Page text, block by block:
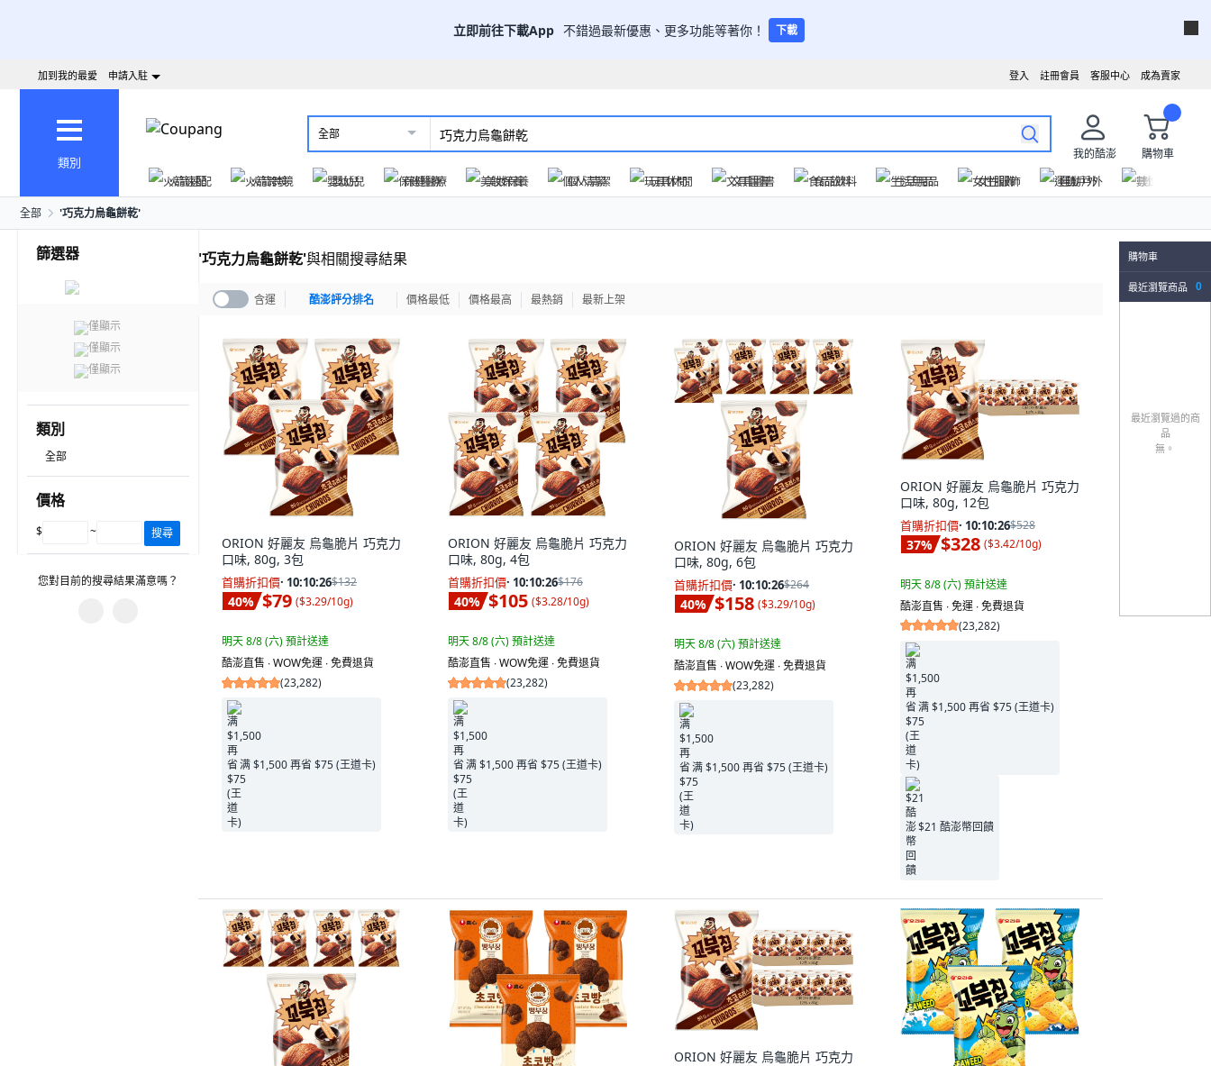
立即前往下載App 不錯過最新優惠、更多功能等著你！ 下載
成為賣家
客服中心
註冊會員
登入
加到我的最愛 申請入駐
類別
全部
我的酷澎
購物車
火箭速配
火箭跨境 嬰幼兒 保健醫療 美妝保養 個人清潔 玩具休閒 文具圖書 食品飲料 生活用品 女性服飾 運動戶外 數位家電
購物車
最近瀏覽商品 0
最近瀏覽過的商
品
無。
全部 '巧克力烏龜餅乾'
篩選器
僅顯示
僅顯示
僅顯示
類別
全部
價格
$ ~ 搜尋
您對目前的搜尋結果滿意嗎？
'巧克力烏龜餅乾'與相關搜尋結果
含運 酷澎評分排名 價格最低 價格最高 最熱銷 最新上架
ORION 好麗友 烏龜脆片 巧克力
口味, 80g, 3包
首購折扣價· 10:10:25$132
40% $79 ($3.29/10g)
明天 8/8 (六)預計送達
酷澎直售 ∙ WOW免運 ∙ 免費退貨
(23,282)
满 $1,500 再省 $75 (王道卡)
ORION 好麗友 烏龜脆片 巧克力
口味, 80g, 4包
首購折扣價· 10:10:25$176
40% $105 ($3.28/10g)
明天 8/8 (六)預計送達
酷澎直售 ∙ WOW免運 ∙ 免費退貨
(23,282)
满 $1,500 再省 $75 (王道卡)
ORION 好麗友 烏龜脆片 巧克力
口味, 80g, 6包
首購折扣價· 10:10:25$264
40% $158 ($3.29/10g)
明天 8/8 (六)預計送達
酷澎直售 ∙ WOW免運 ∙ 免費退貨
(23,282)
满 $1,500 再省 $75 (王道卡)
ORION 好麗友 烏龜脆片 巧克力
口味, 80g, 12包
首購折扣價· 10:10:25$528
37% $328 ($3.42/10g)
明天 8/8 (六)預計送達
酷澎直售 ∙ 免運 ∙ 免費退貨
(23,282)
满 $1,500 再省 $75 (王道卡)
$21 酷澎幣回饋
ORION 好麗友 烏龜脆片 巧克力